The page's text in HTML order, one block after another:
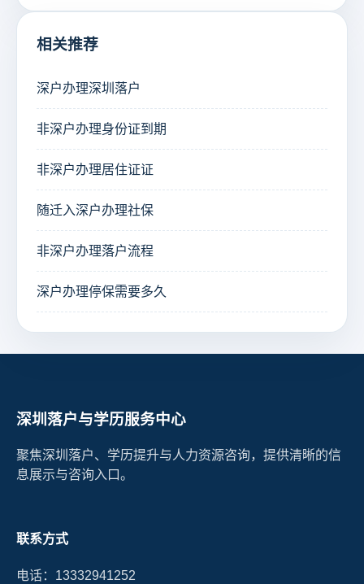
相关推荐
深户办理深圳落户
非深户办理身份证到期
非深户办理居住证证
随迁入深户办理社保
非深户办理落户流程
深户办理停保需要多久
深圳落户与学历服务中心
聚焦深圳落户、学历提升与人力资源咨询，提供清晰的信
息展示与咨询入口。
联系方式
电话：13332941252